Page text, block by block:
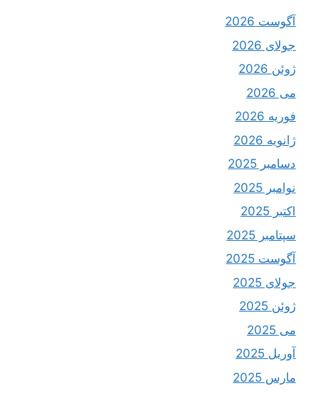
آگوست 2026
جولای 2026
ژوئن 2026
می 2026
فوریه 2026
ژانویه 2026
دسامبر 2025
نوامبر 2025
اکتبر 2025
سپتامبر 2025
آگوست 2025
جولای 2025
ژوئن 2025
می 2025
آوریل 2025
مارس 2025